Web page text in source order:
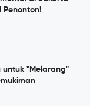
Penonton!
untuk "Melarang"